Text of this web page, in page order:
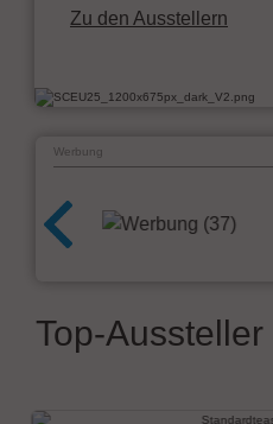
Zu den Ausstellern
Werbung
Top-Aussteller